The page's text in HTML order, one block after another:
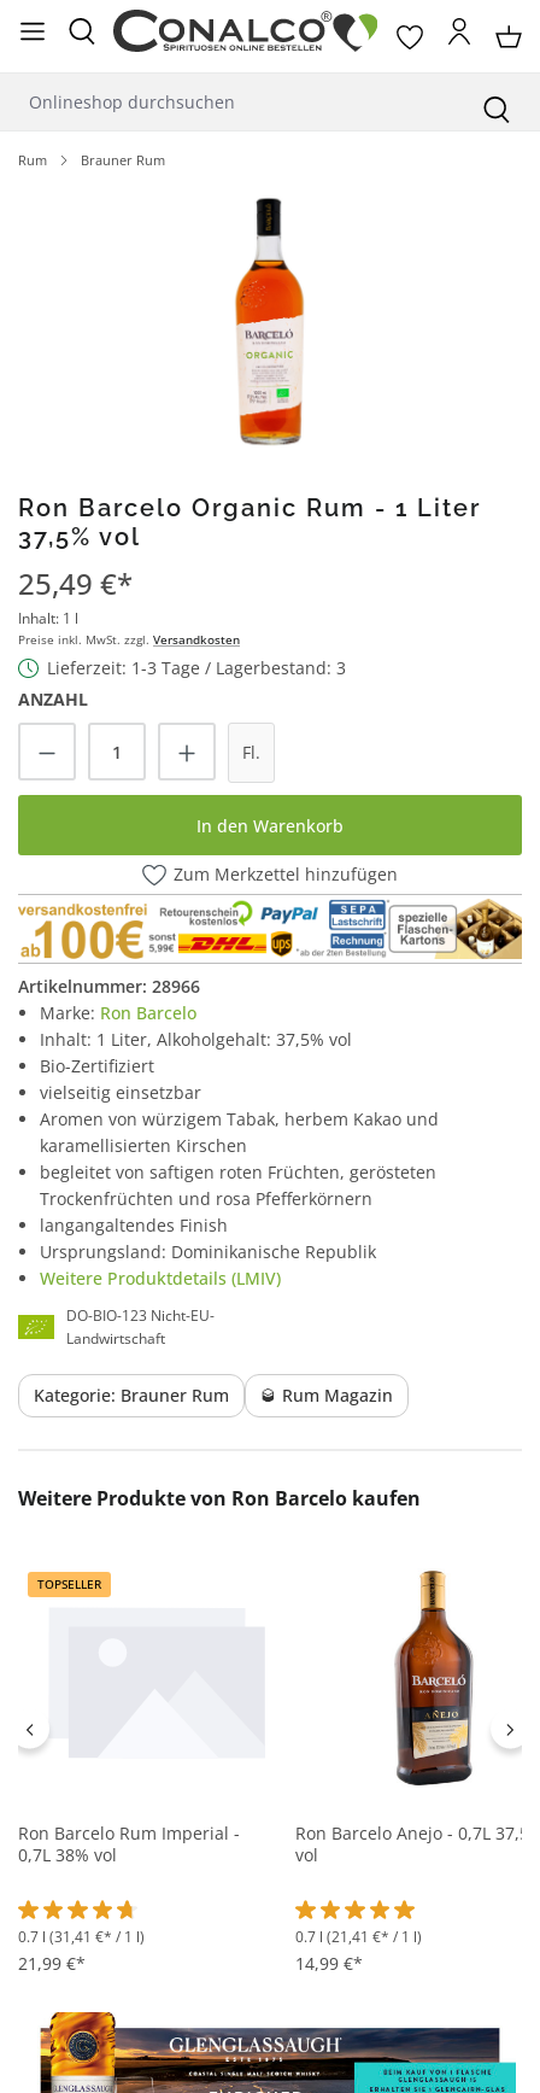
springen
Rum Brauner Rum
Ron Barcelo Organic Rum - 1 Liter
37,5% vol
25,49 €*
Inhalt: 1 l
Preise inkl. MwSt. zzgl. Versandkosten
Lieferzeit: 1-3 Tage / Lagerbestand: 3
ANZAHL
Produkt Anzahl: Gib den gewünschten
Fl.
In den Warenkorb
Zum Merkzettel hinzufügen
Artikelnummer: 28966
Marke: Ron Barcelo
Inhalt: 1 Liter, Alkoholgehalt: 37,5% vol
Bio-Zertifiziert
vielseitig einsetzbar
Aromen von würzigem Tabak, herbem Kakao und
karamellisierten Kirschen
begleitet von saftigen roten Früchten, gerösteten
Trockenfrüchten und rosa Pfefferkörnern
langangaltendes Finish
Ursprungsland: Dominikanische Republik
Weitere Produktdetails (LMIV)
DO-BIO-123 Nicht-EU-
Landwirtschaft
Kategorie: Brauner Rum 🥃 Rum Magazin
Produktgalerie überspringen
Weitere Produkte von Ron Barcelo kaufen
TOPSELLER
Ron Barcelo Rum Imperial -
0,7L 38% vol
Durchschnittliche Bewertung von 4.7 von 5 Sternen
0.7 l (31,41 €* / 1 l)
21,99 €*
Ron Barcelo Anejo - 0,7L
vol
Durchschnittliche
0.7 l (21,41 €* / 1 l)
14,99 €*